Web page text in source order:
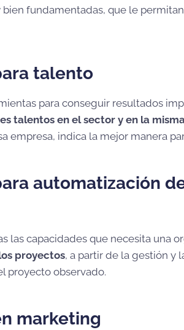
bien fundamentadas, que le
talento
para conseguir resultados
talentos en el sector y en la
empresa, indica la mejor manera
automatización
las capacidades que necesita una
proyectos, a partir de la gestión y
proyecto observado.
marketing